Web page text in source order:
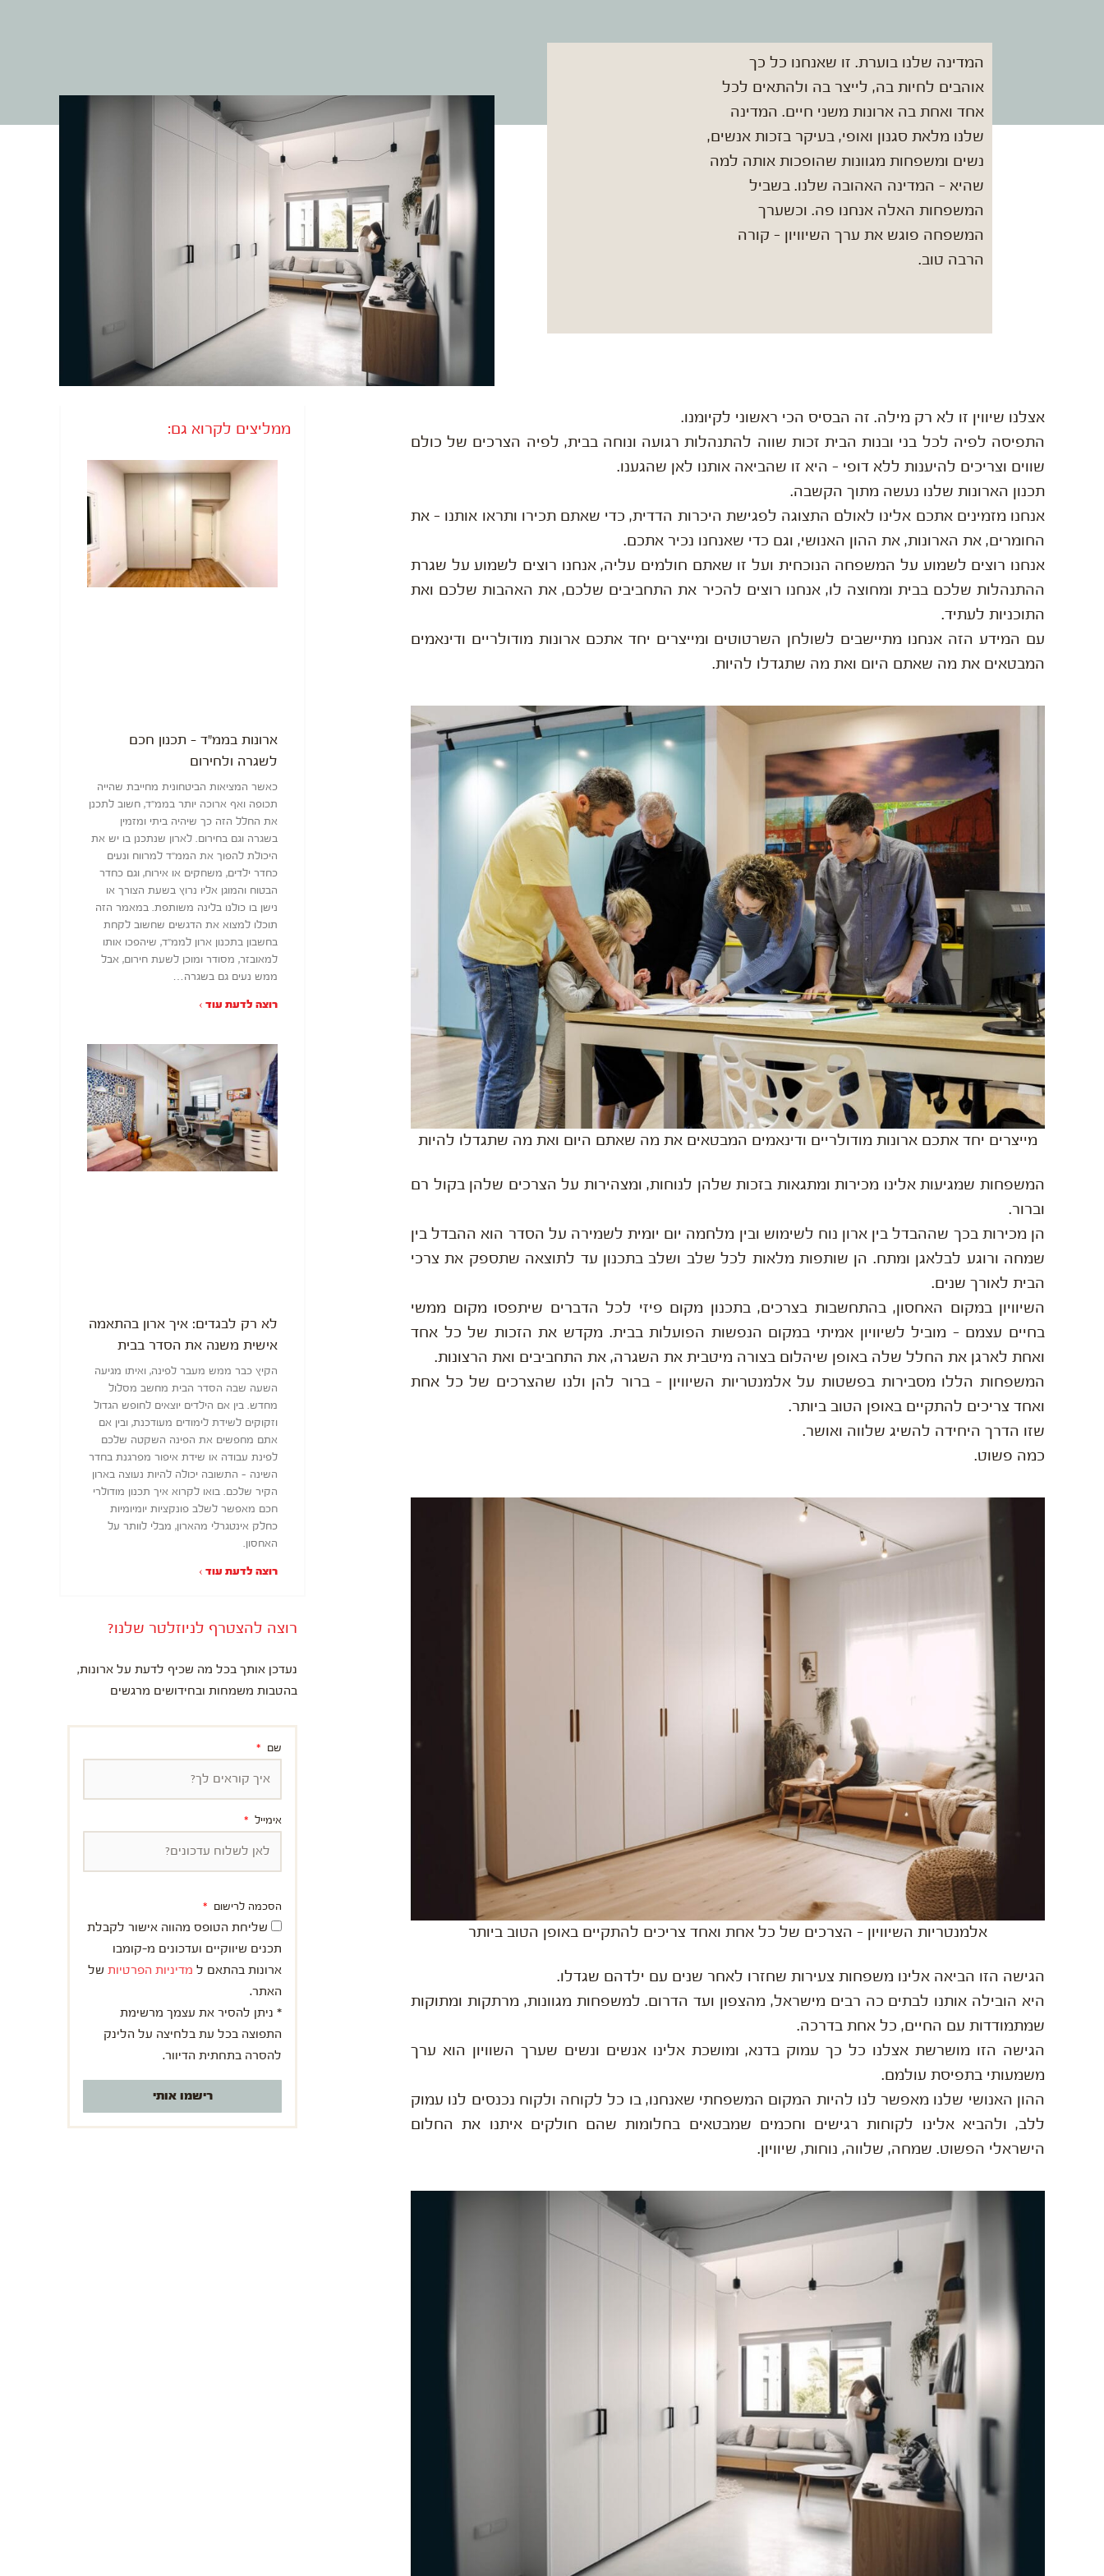
המדינה שלנו בוערת. זו שאנחנו כל כך
אוהבים לחיות בה, לייצר בה ולהתאים לכל
אחד ואחת בה ארונות משני חיים. המדינה
שלנו מלאת סגנון ואופי, בעיקר בזכות אנשים,
נשים ומשפחות מגוונות שהופכות אותה למה
שהיא - המדינה האהובה שלנו. בשביל
המשפחות האלה אנחנו פה. וכשערך
המשפחה פוגש את ערך השיוויון - קורה
הרבה טוב.
אצלנו שיווין זו לא רק מילה. זה הבסיס הכי ראשוני לקיומנו.
התפיסה לפיה לכל בני ובנות הבית זכות שווה להתנהלות רגועה ונוחה בבית, לפיה הצרכים של כולם
שווים וצריכים להיענות ללא דופי – היא זו שהביאה אותנו לאן שהגענו.
תכנון הארונות שלנו נעשה מתוך הקשבה.
אנחנו מזמינים אתכם אלינו לאולם התצוגה לפגישת היכרות הדדית, כדי שאתם תכירו ותראו אותנו – את
החומרים, את הארונות, את ההון האנושי, וגם כדי שאנחנו נכיר אתכם.
אנחנו רוצים לשמוע על המשפחה הנוכחית ועל זו שאתם חולמים עליה, אנחנו רוצים לשמוע על שגרת
ההתנהלות שלכם בבית ומחוצה לו, אנחנו רוצים להכיר את התחביבים שלכם, את האהבות שלכם ואת
התוכניות לעתיד.
עם המידע הזה אנחנו מתיישבים לשולחן השרטוטים ומייצרים יחד אתכם ארונות מודולריים ודינאמים
המבטאים את מה שאתם היום ואת מה שתגדלו להיות.
מייצרים יחד אתכם ארונות מודולריים ודינאמים המבטאים את מה שאתם היום ואת מה שתגדלו להיות
המשפחות שמגיעות אלינו מכירות ומתגאות בזכות שלהן לנוחות, ומצהירות על הצרכים שלהן בקול רם
וברור.
הן מכירות בכך שההבדל בין ארון נוח לשימוש ובין מלחמה יום יומית לשמירה על הסדר הוא ההבדל בין
שמחה ורוגע לבלאגן ומתח. הן שותפות מלאות לכל שלב ושלב בתכנון עד לתוצאה שתספק את צרכי
הבית לאורך שנים.
השיוויון במקום האחסון, בהתחשבות בצרכים, בתכנון מקום פיזי לכל הדברים שיתפסו מקום ממשי
בחיים עצמם – מוביל לשיוויון אמיתי במקום הנפשות הפועלות בבית. מקדש את הזכות של כל אחד
ואחת לארגן את החלל שלה באופן שיהלום בצורה מיטבית את השגרה, את התחביבים ואת הרצונות.
המשפחות הללו מסבירות בפשטות על אלמנטריות השיוויון – ברור להן ולנו שהצרכים של כל אחת
ואחד צריכים להתקיים באופן הטוב ביותר.
שזו הדרך היחידה להשיג שלווה ואושר.
כמה פשוט.
אלמנטריות השיוויון – הצרכים של כל אחת ואחד צריכים להתקיים באופן הטוב ביותר
הגישה הזו הביאה אלינו משפחות צעירות שחזרו לאחר שנים עם ילדהם שגדלו.
היא הובילה אותנו לבתים כה רבים מישראל, מהצפון ועד הדרום. למשפחות מגוונות, מרתקות ומתוקות
שמתמודדות עם החיים, כל אחת בדרכה.
הגישה הזו מושרשת אצלנו כל כך עמוק בדנא, ומושכת אלינו אנשים ונשים שערך השוויון הוא ערך
משמעותי בתפיסת עולמם.
ההון האנושי שלנו מאפשר לנו להיות המקום המשפחתי שאנחנו, בו כל לקוחה ולקוח נכנסים לנו עמוק
ללב, ולהביא אלינו לקוחות רגישים וחכמים שמבטאים בחלומות שהם חולקים איתנו את החלום
הישראלי הפשוט. שמחה, שלווה, נוחות, שיוויון.
ממליצים לקרוא גם:
ארונות בממ"ד – תכנון חכם
לשגרה ולחירום
כאשר המציאות הביטחונית מחייבת שהייה
תכופה ואף ארוכה יותר בממ"ד, חשוב לתכנן
את החלל הזה כך שיהיה ביתי ומזמין
בשגרה וגם בחירום. לארון שנתכנן בו יש את
היכולת להפוך את הממ״ד למרווח ונעים
כחדר ילדים, משחקים או אירוח, וגם כחדר
הבטוח והמוגן אליו נרוץ בשעת הצורך או
נישן בו כולנו בלינה משותפת. במאמר הזה
תוכלו למצוא את הדגשים שחשוב לקחת
בחשבון בתכנון ארון לממ״ד, שיהפכו אותו
למאובזר, מסודר ומוכן לשעת חירום, אבל
ממש נעים גם בשגרה…
רוצה לדעת עוד ›
לא רק לבגדים: איך ארון בהתאמה
אישית משנה את הסדר בבית
הקיץ כבר ממש מעבר לפינה, ואיתו מגיעה
השעה שבה הסדר הבית מחשב מסלול
מחדש. בין אם הילדים יוצאים לחופש הגדול
וזקוקים לשידת לימודים מעודכנת, ובין אם
אתם מחפשים את הפינה השקטה שלכם
לפינת עבודה או שידת איפור מפרגנת בחדר
השינה – התשובה יכולה להיות נעוצה בארון
הקיר שלכם. בואו לקרוא איך תכנון מודולרי
חכם מאפשר לשלב פונקציות יומיומיות
כחלק אינטגרלי מהארון, מבלי לוותר על
האחסון.
רוצה לדעת עוד ›
רוצה להצטרף לניוזלטר שלנו?
נעדכן אותך בכל מה שכיף לדעת על ארונות,
בהטבות משמחות ובחידושים מרגשים
שם
אימייל
הסכמה לרישום
שליחת הטופס מהווה אישור לקבלת
תכנים שיווקיים ועדכונים מ-קומבו
ארונות בהתאם ל מדיניות הפרטיות של
האתר.
* ניתן להסיר את עצמך מרשימת
התפוצה בכל עת בלחיצה על הלינק
להסרה בתחתית הדיוור.
רישמו אותי